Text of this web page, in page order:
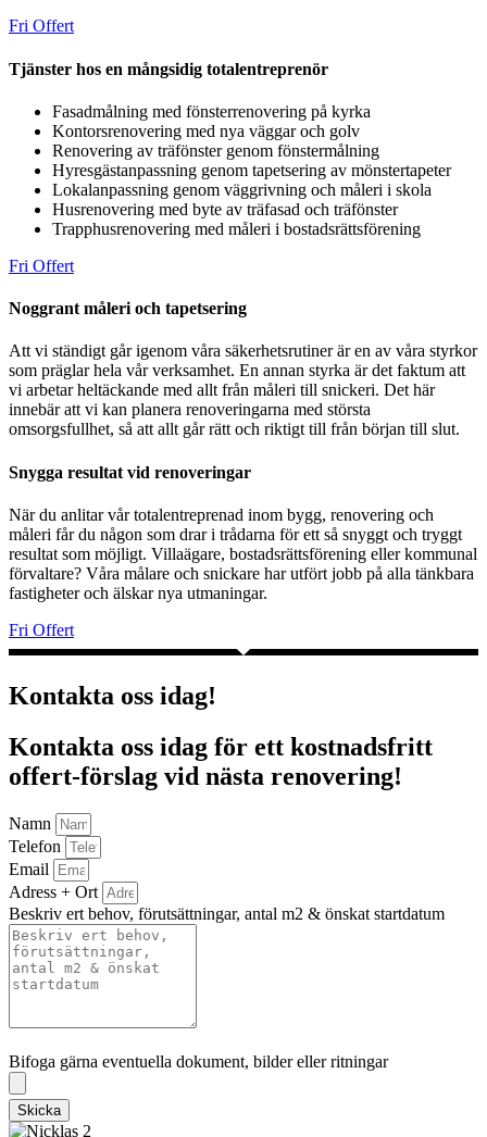
Fri Offert
Tjänster hos en mångsidig totalentreprenör
Fasadmålning med fönsterrenovering på kyrka
Kontorsrenovering med nya väggar och golv
Renovering av träfönster genom fönstermålning
Hyresgästanpassning genom tapetsering av mönstertapeter
Lokalanpassning genom väggrivning och måleri i skola
Husrenovering med byte av träfasad och träfönster
Trapphusrenovering med måleri i bostadsrättsförening
Fri Offert
Noggrant måleri och tapetsering
Att vi ständigt går igenom våra säkerhetsrutiner är en av våra styrkor
som präglar hela vår verksamhet. En annan styrka är det faktum att
vi arbetar heltäckande med allt från måleri till snickeri. Det här
innebär att vi kan planera renoveringarna med största
omsorgsfullhet, så att allt går rätt och riktigt till från början till slut.
Snygga resultat vid renoveringar
När du anlitar vår totalentreprenad inom bygg, renovering och
måleri får du någon som drar i trådarna för ett så snyggt och tryggt
resultat som möjligt. Villaägare, bostadsrättsförening eller kommunal
förvaltare? Våra målare och snickare har utfört jobb på alla tänkbara
fastigheter och älskar nya utmaningar.
Fri Offert
Kontakta oss idag!
Kontakta oss idag för ett kostnadsfritt
offert-förslag vid nästa renovering!
Namn
Telefon
Email
Adress + Ort
Beskriv ert behov, förutsättningar, antal m2 & önskat startdatum
Bifoga gärna eventuella dokument, bilder eller ritningar
Skicka